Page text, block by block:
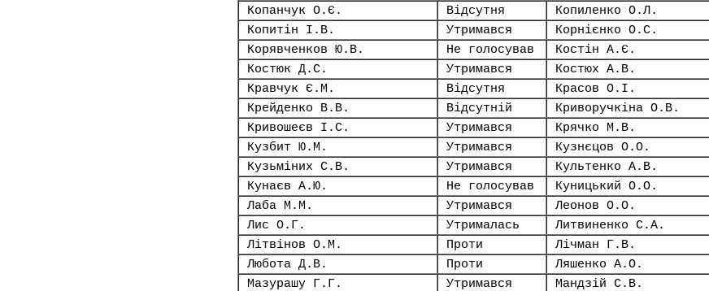
Копанчук О.Є.
Відсутня Копиленко О.Л.
Копитін І.В.
Утримався Корнієнко О.С.
Корявченков Ю.В.
Не голосував Костін А.Є.
Костюк Д.С.
Утримався Костюх А.В.
Кравчук Є.М.
Відсутня Красов О.І.
Крейденко В.В.
Відсутній Криворучкіна О.В.
Кривошеєв І.С.
Утримався Крячко М.В.
Кузбит Ю.М.
Утримався Кузнєцов О.О.
Кузьміних С.В.
Утримався Культенко А.В.
Кунаєв А.Ю.
Не голосував Куницький О.О.
Лаба М.М.
Утримався Леонов О.О.
Лис О.Г.
Утрималась Литвиненко С.А.
Літвінов О.М.
Проти Лічман Г.В.
Любота Д.В.
Проти Ляшенко А.О.
Мазурашу Г.Г.
Утримався Мандзій С.В.